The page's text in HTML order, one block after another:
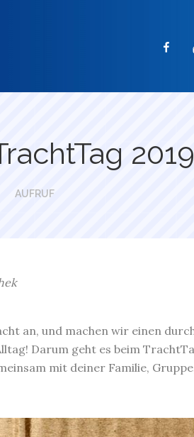
AUFRUF
an, und machen wir einen
Darum geht es beim
mit deiner Familie,